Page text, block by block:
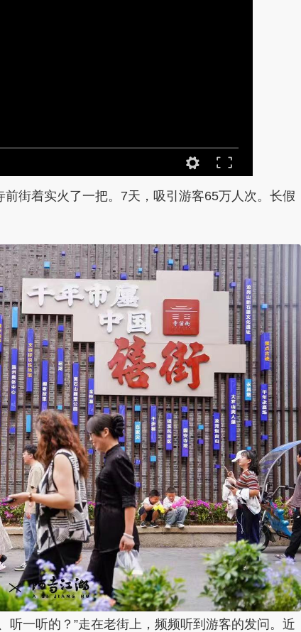
着实火了一把。7天，吸引游客65万人次。长假
一听的？”走在老街上，频频听到游客的发问。近